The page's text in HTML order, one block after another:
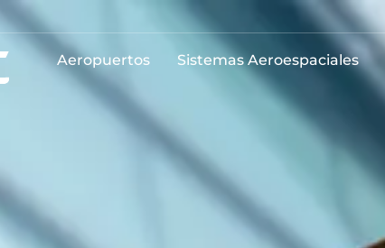
Aeropuertos Sistemas Aeroespaciales